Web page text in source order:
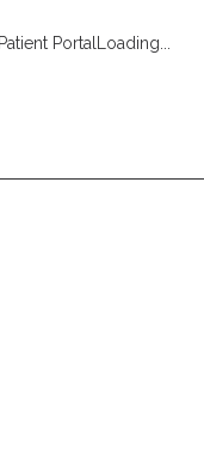
Portal Loading...